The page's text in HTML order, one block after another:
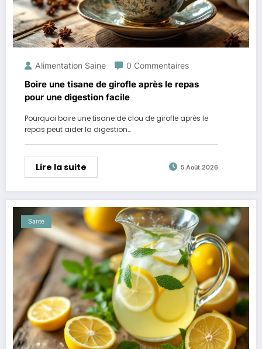
Alimentation Saine 0 Commentaires
Boire une tisane de girofle après le repas
pour une digestion facile
Pourquoi boire une tisane de clou de girofle après le
repas peut aider la digestion…
Lire la suite 5 Août 2026
Santé